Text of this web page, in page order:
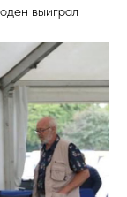
выиграл